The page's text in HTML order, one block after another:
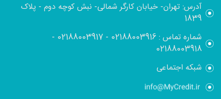
آدرس: تهران- خیابان کارگر شمالی- نبش کوچه دوم - پلاک
1839
شماره تماس :02188003916
-
02188003917
-
02188003918
شبکه اجتماعی